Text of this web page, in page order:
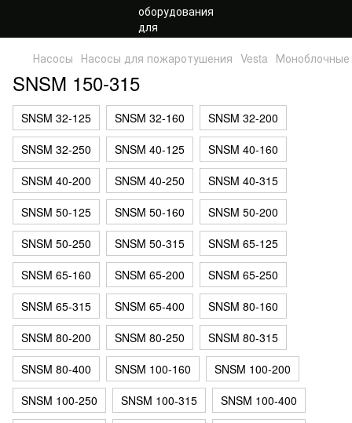
Насосы Насосы для пожаротушения Vesta Моноблочные
SNSM 150-315
SNSM 32-125 SNSM 32-160
SNSM 32-200
SNSM 32-250
SNSM 40-125
SNSM 40-160
SNSM 40-200
SNSM 40-250
SNSM 40-315
SNSM 50-125
SNSM 50-160
SNSM 50-200
SNSM 50-250
SNSM 50-315
SNSM 65-125
SNSM 65-160
SNSM 65-200
SNSM 65-250
SNSM 65-315
SNSM 65-400
SNSM 80-160
SNSM 80-200
SNSM 80-250
SNSM 80-315
SNSM 80-400
SNSM 100-160
SNSM 100-200
SNSM 100-250
SNSM 100-315
SNSM 100-400